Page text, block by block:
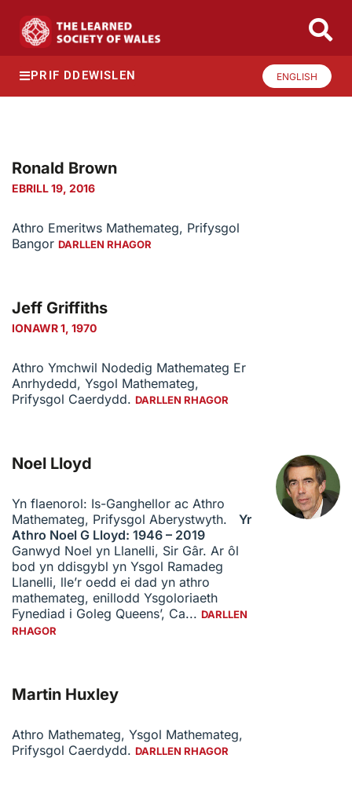
PRIF DDEWISLEN ENGLISH
Ronald Brown
EBRILL 19, 2016
Athro Emeritws Mathemateg, Prifysgol
Bangor DARLLEN RHAGOR
Jeff Griffiths
IONAWR 1, 1970
Athro Ymchwil Nodedig Mathemateg Er
Anrhydedd, Ysgol Mathemateg,
Prifysgol Caerdydd. DARLLEN RHAGOR
Noel Lloyd
Yn flaenorol: Is-Ganghellor ac Athro
Mathemateg, Prifysgol Aberystwyth. Yr
Athro Noel G Lloyd: 1946 – 2019
Ganwyd Noel yn Llanelli, Sir Gâr. Ar ôl
bod yn ddisgybl yn Ysgol Ramadeg
Llanelli, lle’r oedd ei dad yn athro
mathemateg, enillodd Ysgoloriaeth
Fynediad i Goleg Queens’, Ca... DARLLEN
RHAGOR
Martin Huxley
Athro Mathemateg, Ysgol Mathemateg,
Prifysgol Caerdydd. DARLLEN RHAGOR